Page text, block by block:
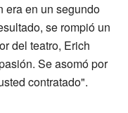
era en un segundo
se rompió un
del teatro, Erich
Se asomó por
contratado".